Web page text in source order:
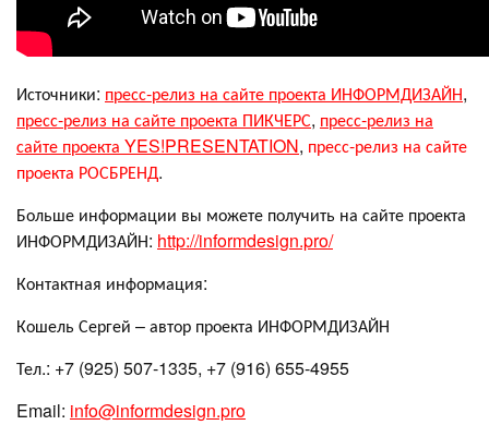
Источники: пресс-релиз на сайте проекта ИНФОРМДИЗАЙН,
пресс-релиз на сайте проекта ПИКЧЕРС, пресс-релиз на
сайте проекта YES!PRESENTATION, пресс-релиз на сайте
проекта РОСБРЕНД.
Больше информации вы можете получить на сайте проекта
ИНФОРМДИЗАЙН: http://informdesign.pro/
Контактная информация:
Кошель Сергей – автор проекта ИНФОРМДИЗАЙН
Тел.: +7 (925) 507-1335, +7 (916) 655-4955
Email: info@informdesign.pro